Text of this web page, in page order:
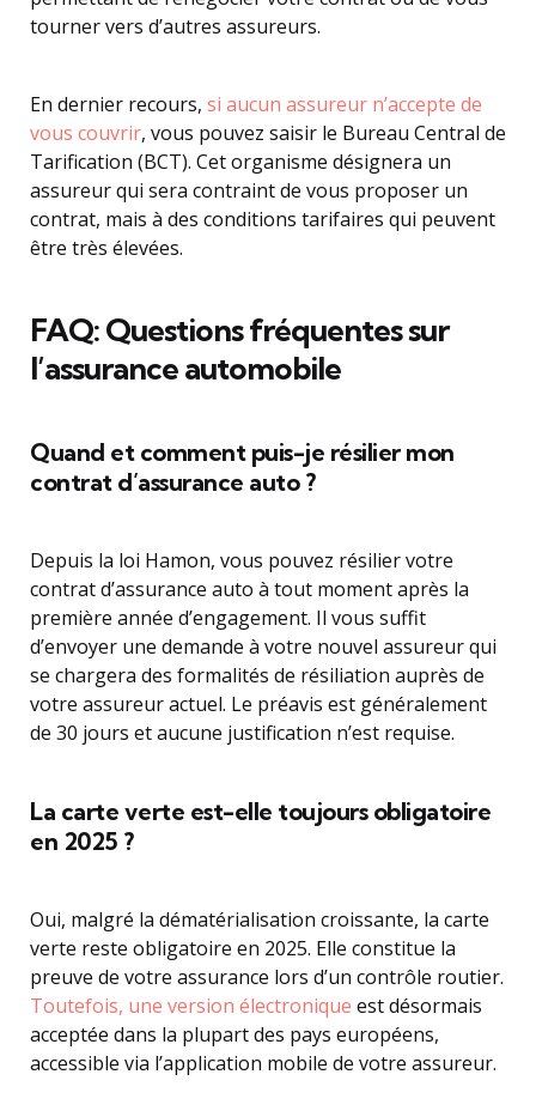
tourner vers d’autres assureurs.
En dernier recours, si aucun assureur n’accepte de
vous couvrir, vous pouvez saisir le Bureau Central de
Tarification (BCT). Cet organisme désignera un
assureur qui sera contraint de vous proposer un
contrat, mais à des conditions tarifaires qui peuvent
être très élevées.
FAQ: Questions fréquentes sur
l’assurance automobile
Quand et comment puis-je résilier mon
contrat d’assurance auto ?
Depuis la loi Hamon, vous pouvez résilier votre
contrat d’assurance auto à tout moment après la
première année d’engagement. Il vous suffit
d’envoyer une demande à votre nouvel assureur qui
se chargera des formalités de résiliation auprès de
votre assureur actuel. Le préavis est généralement
de 30 jours et aucune justification n’est requise.
La carte verte est-elle toujours obligatoire
en 2025 ?
Oui, malgré la dématérialisation croissante, la carte
verte reste obligatoire en 2025. Elle constitue la
preuve de votre assurance lors d’un contrôle routier.
Toutefois, une version électronique est désormais
acceptée dans la plupart des pays européens,
accessible via l’application mobile de votre assureur.